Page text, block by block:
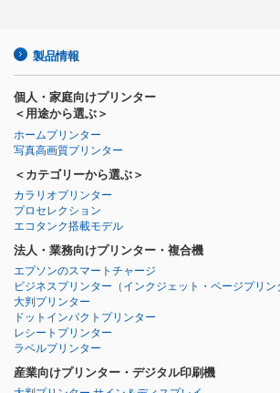
製品情報
個人・家庭向けプリンター
＜用途から選ぶ＞
ホームプリンター
写真高画質プリンター
＜カテゴリーから選ぶ＞
カラリオプリンター
プロセレクション
エコタンク搭載モデル
法人・業務向けプリンター・複合機
エプソンのスマートチャージ
ビジネスプリンター （インクジェット・ページプリン
大判プリンター
ドットインパクトプリンター
レシートプリンター
ラベルプリンター
産業向けプリンター・デジタル印刷機